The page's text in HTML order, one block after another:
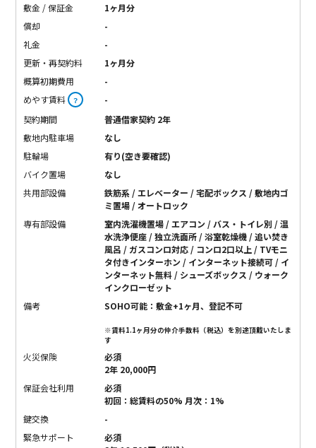
敷金 / 保証金
1ヶ月分
償却
-
礼金
-
更新・再契約料
1ヶ月分
概算初期費用
-
めやす賃料 ？
-
契約期間
普通借家契約 2年
敷地内駐車場
なし
駐輪場
有り(空き要確認)
バイク置場
なし
共用部設備
鉄筋系 / エレベーター / 宅配ボックス / 敷地内ゴ
ミ置場 / オートロック
専有部設備
室内洗濯機置場 / エアコン / バス・トイレ別 / 温
水洗浄便座 / 独立洗面所 / 浴室乾燥機 / 追い焚き
風呂 / ガスコンロ対応 / コンロ2口以上 / TVモニ
タ付きインターホン / インターネット接続可 / イ
ンターネット無料 / シューズボックス / ウォーク
インクローゼット
備考
SOHO可能：敷金+1ヶ月、登記不可
※賃料1.1ヶ月分の仲介手数料（税込）を別途頂戴いたしま
す
火災保険
必須
2年 20,000円
保証会社利用
必須
初回：総賃料の50% 月次：1%
鍵交換
-
緊急サポート
必須